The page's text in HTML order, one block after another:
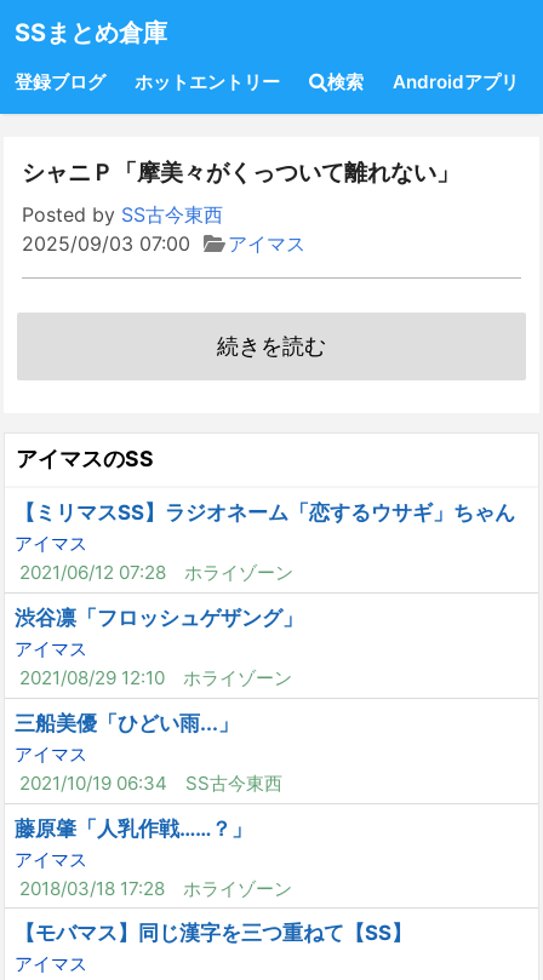
SSまとめ倉庫
登録ブログ ホットエントリー 検索 Androidアプリ
シャニＰ「摩美々がくっついて離れない」
Posted by SS古今東西
2025/09/03 07:00
アイマス
続きを読む
アイマスのSS
【ミリマスSS】ラジオネーム「恋するウサギ」ちゃん
アイマス
2021/06/12 07:28
ホライゾーン
渋谷凛「フロッシュゲザング」
アイマス
2021/08/29 12:10
ホライゾーン
三船美優「ひどい雨...」
アイマス
2021/10/19 06:34
SS古今東西
藤原肇「人乳作戦……？」
アイマス
2018/03/18 17:28
ホライゾーン
【モバマス】同じ漢字を三つ重ねて【SS】
アイマス